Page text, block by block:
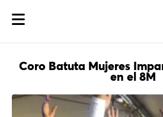
Coro Batuta Mujeres
en el 8M